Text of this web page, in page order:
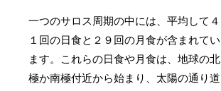
一つのサロス周期の中には、平均して４
１回の日食と２９回の月食が含まれてい
ます。これらの日食や月食は、地球の北
極か南極付近から始まり、太陽の通り道